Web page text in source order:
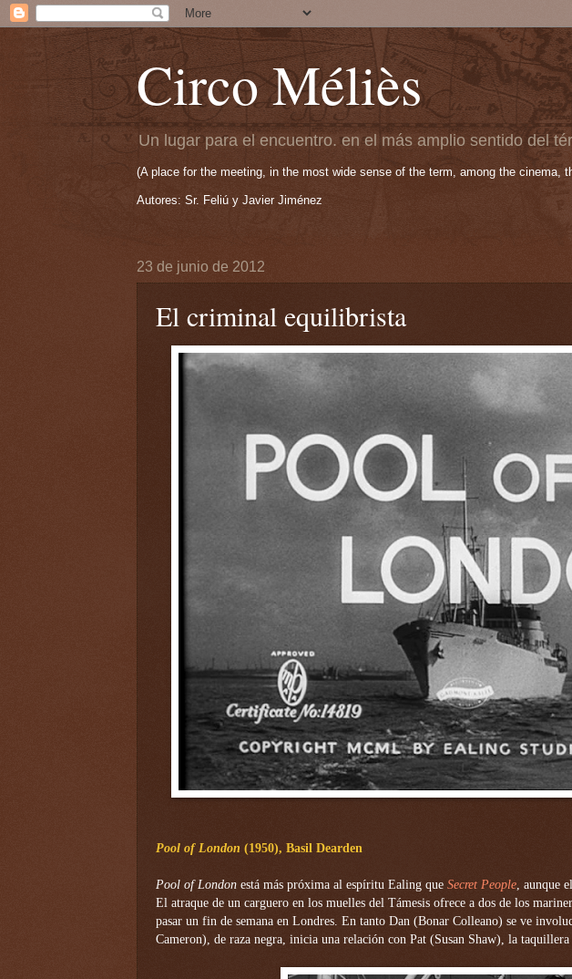
Circo Méliès
Un lugar para el encuentro. en el más amplio sentido del
(A place for the meeting, in the most wide sense of the term, among the cinema,
Autores: Sr. Feliú y Javier Jiménez
23 de junio de 2012
El criminal equilibrista
Pool of London (1950), Basil Dearden
Pool of London está más próxima al espíritu Ealing que Secret People , aunque
El atraque de un carguero en los muelles del Támesis ofrece a dos de los
pasar un fin de semana en Londres. En tanto Dan (Bonar Colleano) se ve
Cameron), de raza negra, inicia una relación con Pat (Susan Shaw), la taquillera